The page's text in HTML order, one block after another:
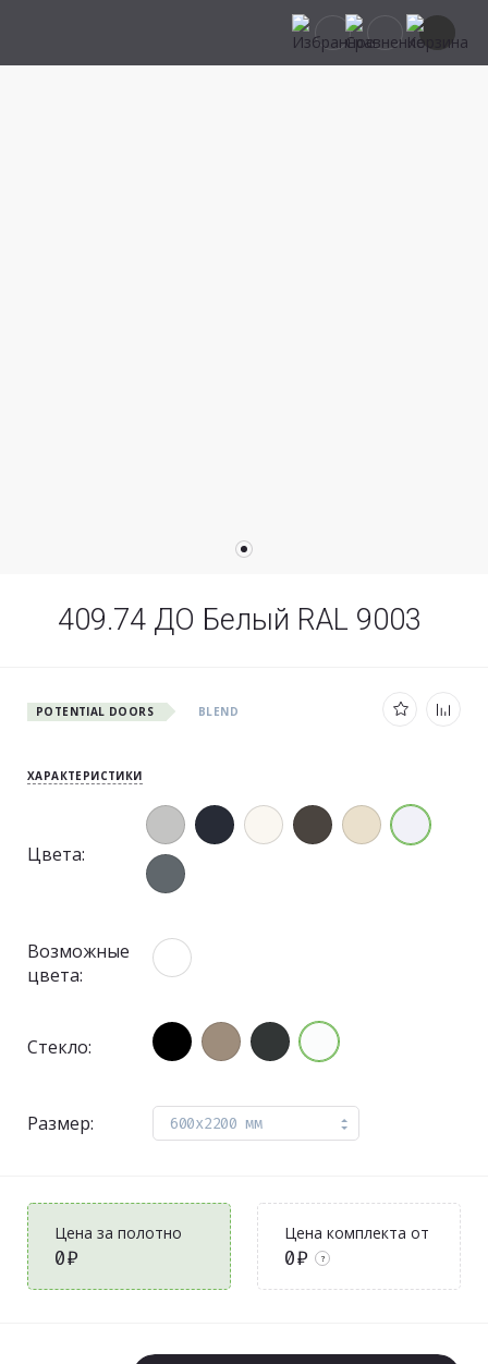
409.74 ДО Белый RAL 9003
POTENTIAL DOORS BLEND
ХАРАКТЕРИСТИКИ
Цвета:
Возможные
цвета:
Стекло:
Размер: 600x2200 мм
Цена за полотно
0₽
Цена комплекта от
0₽ ?